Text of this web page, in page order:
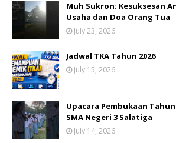
Muh Sukron: Kesuksesan
Usaha dan Doa Orang Tua
July 23, 2026
Jadwal TKA Tahun 2026
July 15, 2026
Upacara Pembukaan Tahun
SMA Negeri 3 Salatiga
July 14, 2026